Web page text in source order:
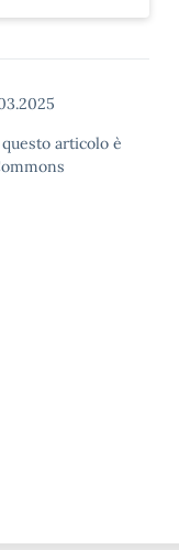
articolo è